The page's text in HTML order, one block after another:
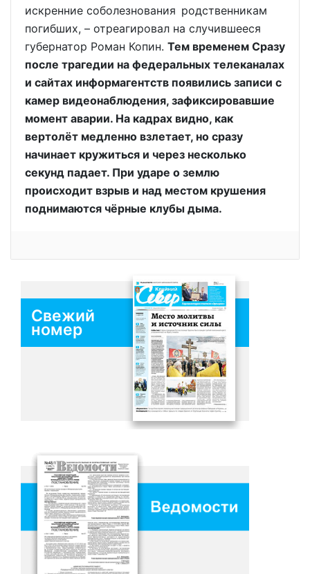
искренние соболезнования родственникам
погибших, – отреагировал на случившееся
губернатор Роман Копин. Тем временем Сразу
после трагедии на федеральных телеканалах
и сайтах информагентств появились записи с
камер видеонаблюдения, зафиксировавшие
момент аварии. На кадрах видно, как
вертолёт медленно взлетает, но сразу
начинает кружиться и через несколько
секунд падает. При ударе о землю
происходит взрыв и над местом крушения
поднимаются чёрные клубы дыма.
Свежий
номер